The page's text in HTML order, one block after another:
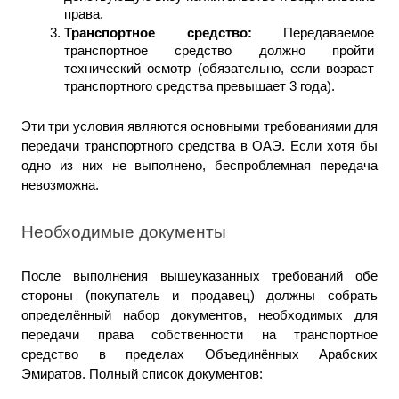
права.
Транспортное средство:
Передаваемое
транспортное средство должно пройти
технический осмотр (обязательно, если возраст
транспортного средства превышает 3 года).
Эти три условия являются основными требованиями для
передачи транспортного средства в ОАЭ. Если хотя бы
одно из них не выполнено, беспроблемная передача
невозможна.
Необходимые документы
После выполнения вышеуказанных требований обе
стороны (покупатель и продавец) должны собрать
определённый набор документов, необходимых для
передачи права собственности на транспортное
средство в пределах Объединённых Арабских
Эмиратов. Полный список документов: